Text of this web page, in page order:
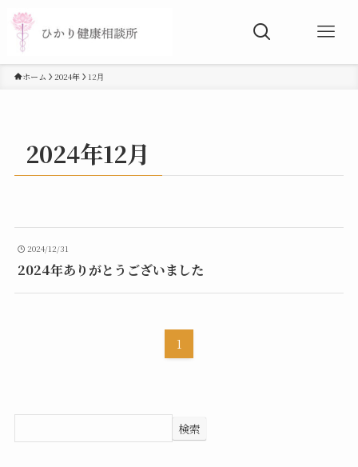
ホーム 2024年 12月
2024年12月
2024/12/31
2024年ありがとうございました
1
検索